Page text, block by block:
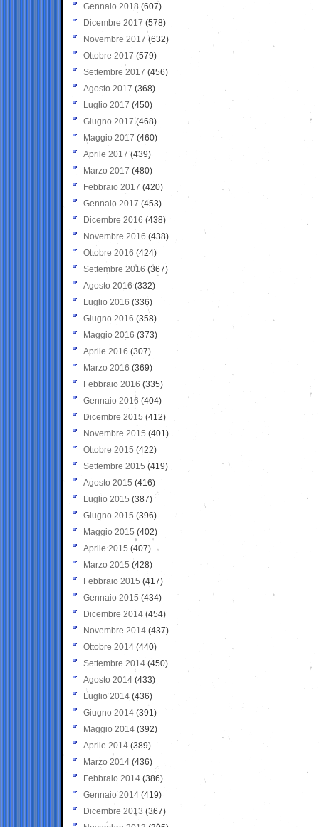
Gennaio 2018 (607)
Dicembre 2017 (578)
Novembre 2017 (632)
Ottobre 2017 (579)
Settembre 2017 (456)
Agosto 2017 (368)
Luglio 2017 (450)
Giugno 2017 (468)
Maggio 2017 (460)
Aprile 2017 (439)
Marzo 2017 (480)
Febbraio 2017 (420)
Gennaio 2017 (453)
Dicembre 2016 (438)
Novembre 2016 (438)
Ottobre 2016 (424)
Settembre 2016 (367)
Agosto 2016 (332)
Luglio 2016 (336)
Giugno 2016 (358)
Maggio 2016 (373)
Aprile 2016 (307)
Marzo 2016 (369)
Febbraio 2016 (335)
Gennaio 2016 (404)
Dicembre 2015 (412)
Novembre 2015 (401)
Ottobre 2015 (422)
Settembre 2015 (419)
Agosto 2015 (416)
Luglio 2015 (387)
Giugno 2015 (396)
Maggio 2015 (402)
Aprile 2015 (407)
Marzo 2015 (428)
Febbraio 2015 (417)
Gennaio 2015 (434)
Dicembre 2014 (454)
Novembre 2014 (437)
Ottobre 2014 (440)
Settembre 2014 (450)
Agosto 2014 (433)
Luglio 2014 (436)
Giugno 2014 (391)
Maggio 2014 (392)
Aprile 2014 (389)
Marzo 2014 (436)
Febbraio 2014 (386)
Gennaio 2014 (419)
Dicembre 2013 (367)